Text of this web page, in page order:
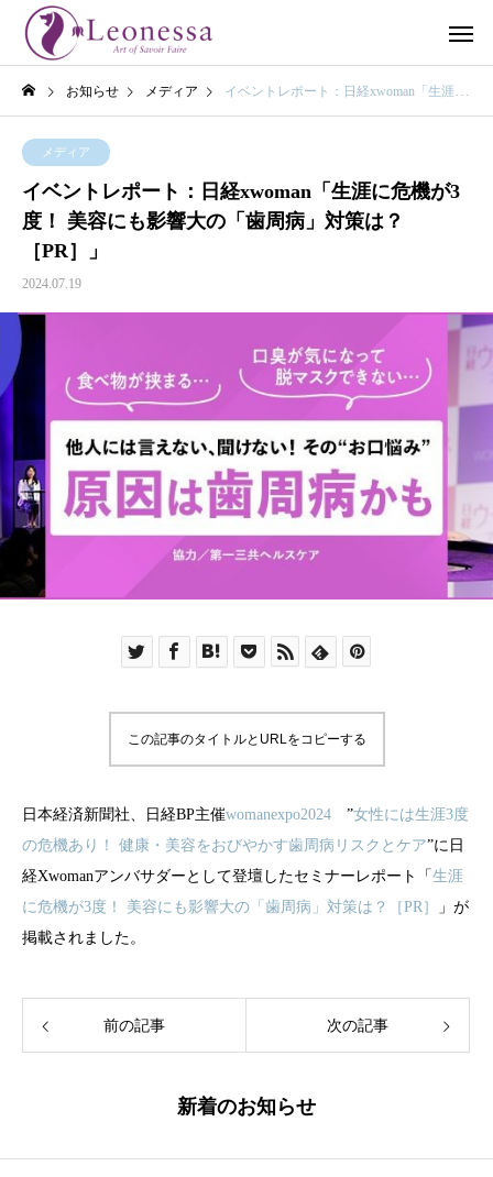
お知らせ メディア イベントレポート：日経xwoman「生涯に危機が3度！ 美容にも影響大の「歯周病」対策は？［PR］」
メディア
イベントレポート：日経xwoman「生涯に危機が3
度！ 美容にも影響大の「歯周病」対策は？
［PR］」
2024.07.19
この記事のタイトルとURLをコピーする
日本経済新聞社、日経BP主催womanexpo2024 ”女性には生涯3度
の危機あり！ 健康・美容をおびやかす歯周病リスクとケア”に日
経Xwomanアンバサダーとして登壇したセミナーレポート「 生涯
に危機が3度！ 美容にも影響大の「歯周病」対策は？［PR］
」が
掲載されました。
前の記事 次の記事
新着のお知らせ